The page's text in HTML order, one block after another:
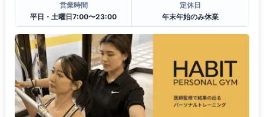
営業時間
平日・土曜日7:00〜23:00
定休日
年末年始のみ休業